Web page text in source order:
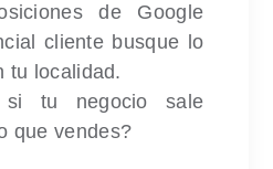
de Google
cliente busque lo
tu localidad.
si tu negocio sale
que vendes?